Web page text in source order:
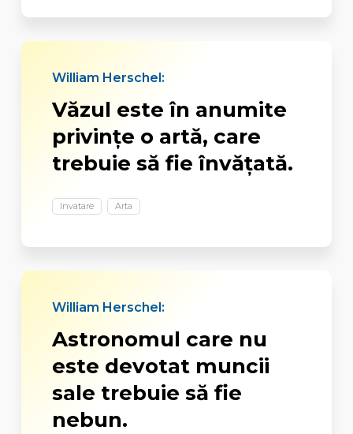
William Herschel:
Văzul este în anumite
privinţe o artă, care
trebuie să fie învăţată.
Invatare Arta
William Herschel:
Astronomul care nu
este devotat muncii
sale trebuie să fie
nebun.